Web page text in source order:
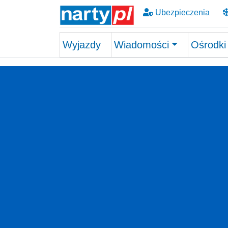
Ubezpieczenia
Wyjazdy Wiadomości Ośrodki